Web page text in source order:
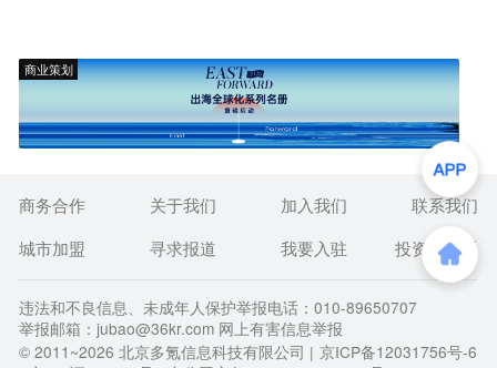
商业策划
商务合作 关于我们 加入我们
联系我们
城市加盟
寻求报道 我要入驻 投资者关系
违法和不良信息、未成年人保护举报电话：010-89650707
举报邮箱：jubao@36kr.com 网上有害信息举报
© 2011~2026 北京多氪信息科技有限公司 | 京ICP备12031756号-6